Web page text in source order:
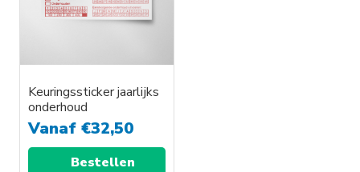
Keuringssticker jaarlijks
onderhoud
Vanaf €32,50
Bestellen